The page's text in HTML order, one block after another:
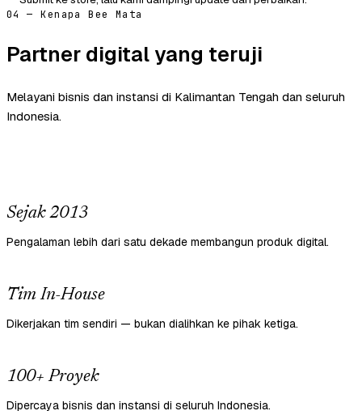
04 — Kenapa Bee Mata
Partner digital yang teruji
Melayani bisnis dan instansi di Kalimantan Tengah dan seluruh
Indonesia.
Sejak 2013
Pengalaman lebih dari satu dekade membangun produk digital.
Tim In-House
Dikerjakan tim sendiri — bukan dialihkan ke pihak ketiga.
100+ Proyek
Dipercaya bisnis dan instansi di seluruh Indonesia.